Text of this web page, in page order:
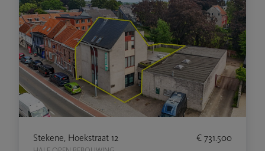
Stekene, Hoekstraat 12 € 731.500